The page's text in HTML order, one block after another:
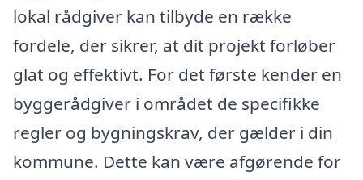
lokal rådgiver kan tilbyde en række
fordele, der sikrer, at dit projekt forløber
glat og effektivt. For det første kender en
byggerådgiver i området de specifikke
regler og bygningskrav, der gælder i din
kommune. Dette kan være afgørende for